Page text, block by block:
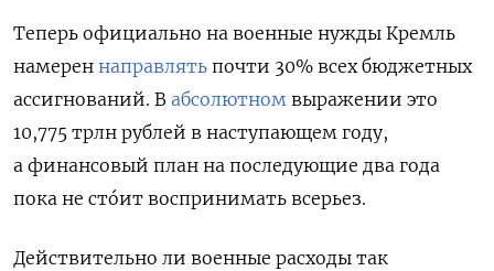
Теперь официально на военные нужды Кремль
намерен направлять почти 30% всех бюджетных
ассигнований. В абсолютном выражении это
10,775 трлн рублей в наступающем году,
а финансовый план на последующие два года
пока не стóит воспринимать всерьез.
Действительно ли военные расходы так